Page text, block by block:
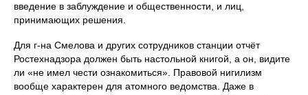
введение в заблуждение и общественности, и лиц,
принимающих решения.
Для г-на Смелова и других сотрудников станции отчёт
Ростехнадзора должен быть настольной книгой, а он, видите
ли «не имел чести ознакомиться». Правовой нигилизм
вообще характерен для атомного ведомства. Даже в